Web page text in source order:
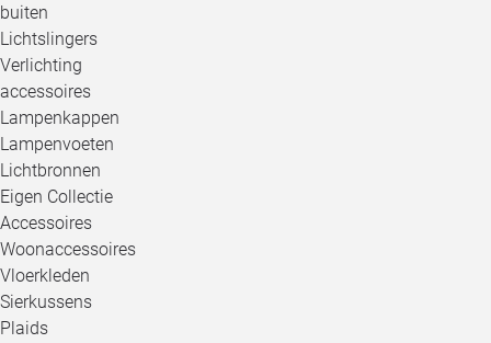
buiten
Lichtslingers
Verlichting
accessoires
Lampenkappen
Lampenvoeten
Lichtbronnen
Eigen Collectie
Accessoires
Woonaccessoires
Vloerkleden
Sierkussens
Plaids